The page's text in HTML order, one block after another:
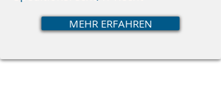
MEHR ERFAHREN